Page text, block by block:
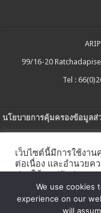
99/16-20
Tel :
นโยบายการคุ้มครองข้อมูล
นโยบายการใช้คกกี้
นโยบายความปลอดภัยของ
เว็บไซต์นี้มีการใช้งา
ต่อเนื่อง และอำนวยค
ช่วยให้เราปรับปรุงกา
ของท่าน โดยสามาร
คุกกี้
We use cookies
experience on our
will